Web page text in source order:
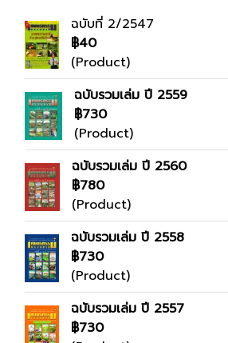
ฉบับที่ 2/2547
฿40
(Product)
ฉบับรวมเล่ม ปี 2559
฿730
(Product)
ฉบับรวมเล่ม ปี 2560
฿780
(Product)
ฉบับรวมเล่ม ปี 2558
฿730
(Product)
ฉบับรวมเล่ม ปี 2557
฿730